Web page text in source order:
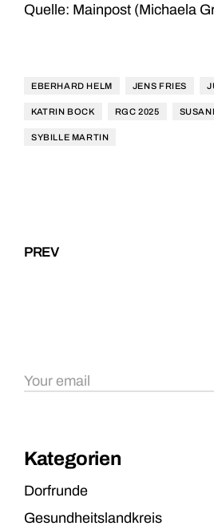
Quelle: Mainpost (Michaela
EBERHARD HELM JENS FRIES
KATRIN BOCK RGC 2025
SYBILLE MARTIN
PREV
Kategorien
Dorfrunde
Gesundheitslandkreis